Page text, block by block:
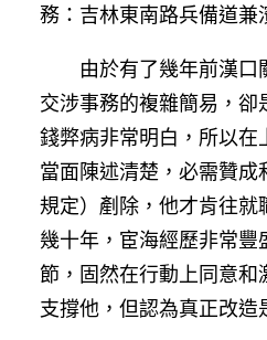
務：吉林東南路兵備道兼
由於有了幾年前漢
交涉事務的複雜簡易，卻
錢弊病非常明白，所以在
當面陳述清楚，必需贊
規定）剷除，他才肯往就
幾十年，宦海經歷非常豐
節，固然在行動上同意和
支撐他，但認為真正改造